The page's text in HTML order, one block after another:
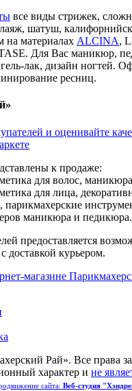
все виды стрижек,
шатуш,
на материалах ALCINA,
Для Вас маникюр,
лак, дизайн ногтей.
ресниц.
к продаже:
для волос,
для лица,
парикмахерские
маникюра и педикюра.
предоставляется
доставкой курьером.
Рай». Все права
характер и не
сайта: Веб-студия